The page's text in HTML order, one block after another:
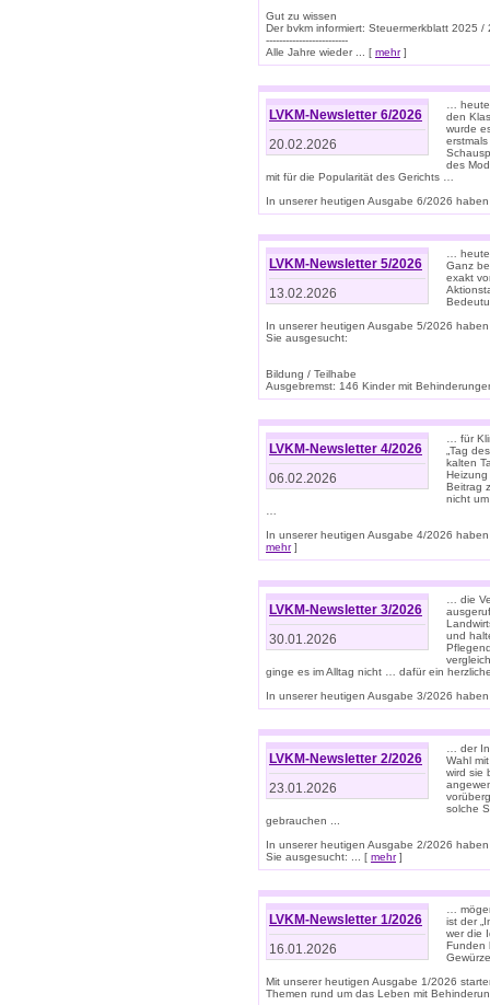
Gut zu wissen
Der bvkm informiert: Steuermerkblatt 2025 /
-------------------------
Alle Jahre wieder ... [ mehr]
LVKM-Newsletter 6/2026
20.02.2026
…
den
wurde
des
mit für die Popularität des Gerichts …
In unserer heutigen Ausgabe 6/2026
LVKM-Newsletter 5/2026
13.02.2026
…
Ganz
exakt
In unserer heutigen Ausgabe 5/2026
Sie ausgesucht:
Bildung / Teilhabe
Ausgebremst: 146 Kinder mit
LVKM-Newsletter 4/2026
06.02.2026
… für
„Tag
kalten
Beitrag
nicht
In unserer heutigen Ausgabe 4/2026
mehr]
LVKM-Newsletter 3/2026
30.01.2026
… die
und
ginge es im Alltag nicht … dafür ein
In unserer heutigen Ausgabe 3/2026
LVKM-Newsletter 2/2026
23.01.2026
… der
Wahl
wird sie
solche
gebrauchen ...
In unserer heutigen Ausgabe 2/2026
Sie ausgesucht: ... [ mehr]
LVKM-Newsletter 1/2026
16.01.2026
…
ist der
wer die
Funden
Mit unserer heutigen Ausgabe 1/2026
Themen rund um das Leben mit